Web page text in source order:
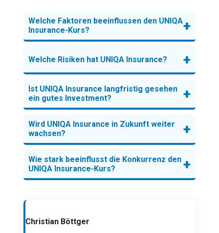
Welche Faktoren beeinflussen den UNIQA
Insurance-Kurs?
+
Welche Risiken hat UNIQA Insurance? +
Ist UNIQA Insurance langfristig gesehen
ein gutes Investment?
+
Wird UNIQA Insurance in Zukunft weiter
wachsen?
+
Wie stark beeinflusst die Konkurrenz den
UNIQA Insurance-Kurs?
+
Christian Böttger